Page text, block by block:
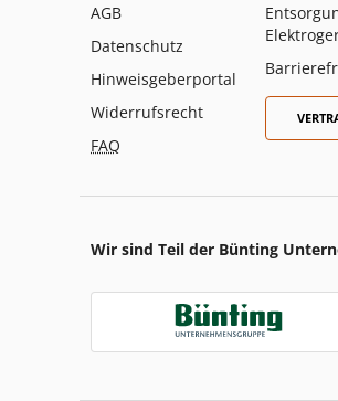
AGB
Datenschutz
Hinweisgeberportal
Widerrufsrecht
FAQ
Wir sind Teil der Bünting